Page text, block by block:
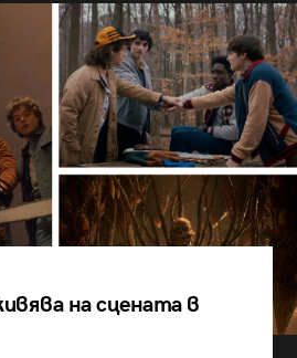
на сцената в